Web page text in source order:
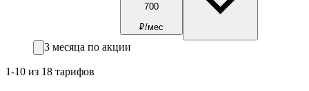
700
₽/мес
3 месяца по акции
1-10 из 18 тарифов